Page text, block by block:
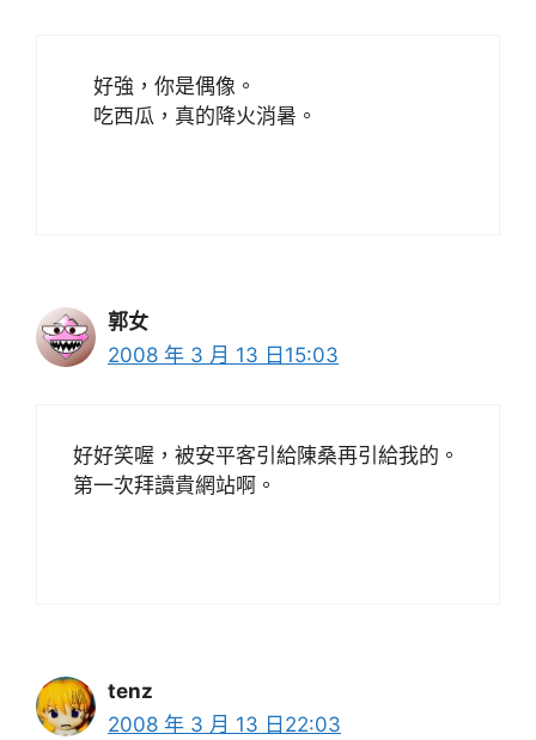
好強，你是偶像。
吃西瓜，真的降火消暑。
郭女
2008 年 3 月 13 日15:03
好好笑喔，被安平客引給陳桑再引給我的。
第一次拜讀貴網站啊。
tenz
2008 年 3 月 13 日22:03